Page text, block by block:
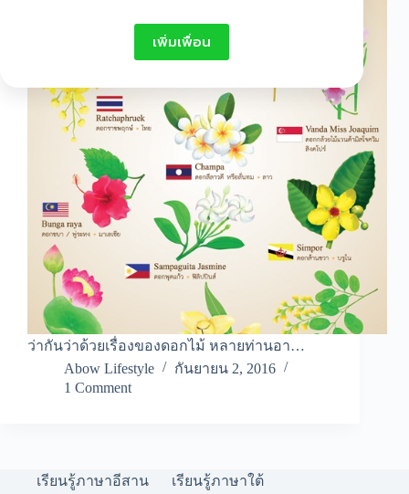
เพิ่มเพื่อน
ว่ากันว่าด้วยเรื่องของดอกไม้ หลายท่านอา…
Abow Lifestyle
กันยายน 2, 2016
1 Comment
เรียนรู้ภาษาอีสาน เรียนรู้ภาษาใต้